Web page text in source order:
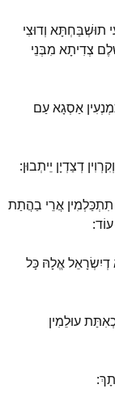
תוּשְׁבַּחְתָּא וְדוּצִי
צְדִיתָא מִבְּנֵי
אַסְגָא עַם
דְצַדְיָן יֵיתְבוּן:
תִתְכַּלְמִין אֲרֵי בַהֲתַת
דְיִשְׂרָאֵל אֱלָהּ כָּל
עוּלֵמִין